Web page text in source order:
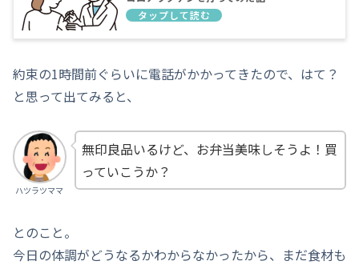
約束の1時間前ぐらいに電話がかかってきたので、はて？
と思って出てみると、
ハツラツママ
無印良品いるけど、お弁当美味しそうよ！買
っていこうか？
とのこと。
今日の体調がどうなるかわからなかったから、まだ食材も